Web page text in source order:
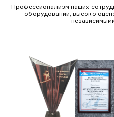
Профессионализм наших
оборудовании, высоко